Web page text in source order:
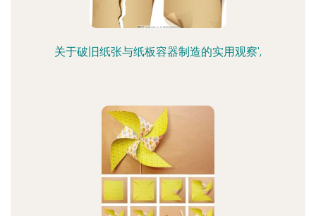
关于破旧纸张与纸板容器制造的实用观察',